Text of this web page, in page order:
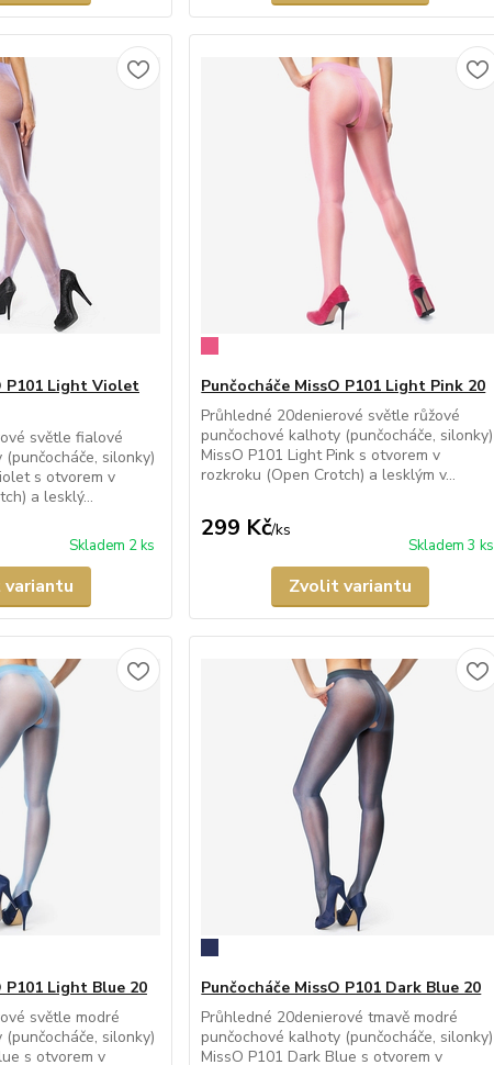
P101 Light Violet
světle fialové
silonky)
s otvorem v
a lesklý...
Skladem 2 ks
Punčocháče MissO P101 Light Pink 20
Průhledné 20denierové světle růžové
punčochové kalhoty (punčocháče, silonky)
MissO P101 Light Pink s otvorem v
rozkroku (Open Crotch) a lesklým v...
299 Kč/ks
Skladem 3 ks
Zvolit variantu
P101 Light Blue 20
světle modré
silonky)
s otvorem v
Punčocháče MissO P101 Dark Blue 20
Průhledné 20denierové tmavě modré
punčochové kalhoty (punčocháče, silonky)
MissO P101 Dark Blue s otvorem v